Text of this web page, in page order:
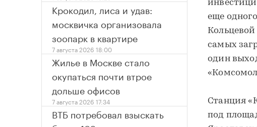
еще
самых
один
Станция
под
Крокодил, лиса и удав:
москвичка организовала
зоопарк в квартире
7 августа 2026 18:00
Жилье в Москве стало
окупаться почти втрое
дольше офисов
7 августа 2026 17:34
ВТБ потребовал взыскать